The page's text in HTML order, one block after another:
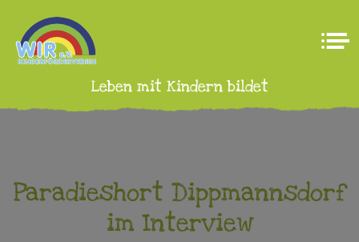
Leben mit Kindern bildet
Paradieshort Dippmannsdorf
im Interview